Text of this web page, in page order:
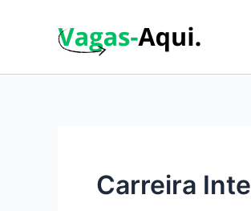
conteúdo
Carreira